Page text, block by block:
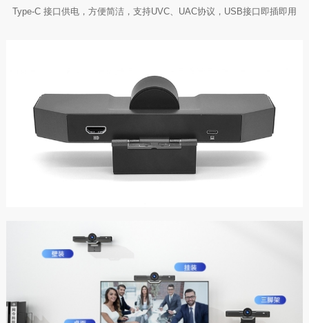
Type-C 接口供电，方便简洁，支持UVC、UAC协议，USB接口即插即用